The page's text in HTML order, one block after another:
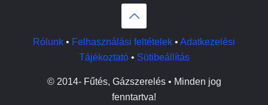
Rólunk • Felhasználási feltételek • Adatkezelési
Tájékoztató• Sütibeállítás
© 2014-Fűtés, Gázszerelés • Minden jog
fenntartva!